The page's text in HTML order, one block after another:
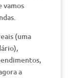
vamos
(uma
a